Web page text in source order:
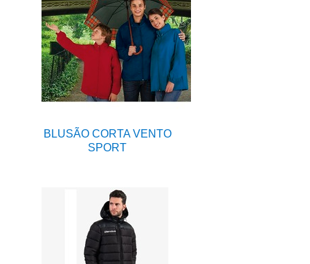
BLUSÃO CORTA VENTO
SPORT